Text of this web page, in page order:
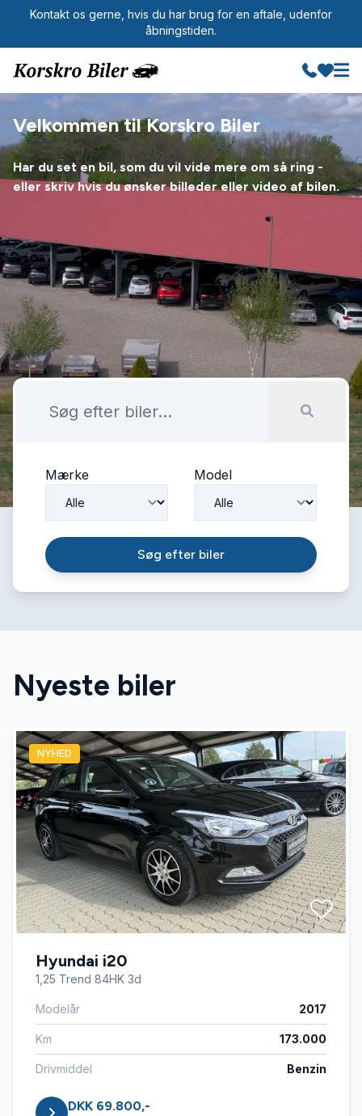
Kontakt os gerne, hvis du har brug for en aftale, udenfor
åbningstiden.
Velkommen til Korskro Biler
Har du set en bil, som du vil vide mere om så ring -
eller skriv hvis du ønsker billeder eller video af bilen.
Mærke Model
Søg efter biler
Nyeste biler
NYHED
Hyundai i20
1,25 Trend 84HK 3d
Modelår 2017
Km 173.000
Drivmiddel Benzin
DKK 69.800,-